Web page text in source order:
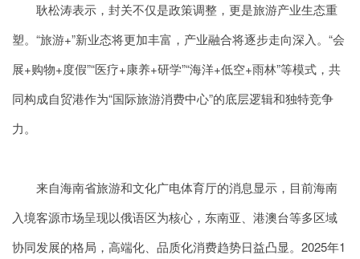
耿松涛表示，封关不仅是政策调整，更是旅游产业生态重
塑。“旅游+”新业态将更加丰富，产业融合将逐步走向深入。“会
展+购物+度假”“医疗+康养+研学”“海洋+低空+雨林”等模式，共
同构成自贸港作为“国际旅游消费中心”的底层逻辑和独特竞争
力。
来自海南省旅游和文化广电体育厅的消息显示 ，目前海南
入境客源市场呈现以俄语区为核心，东南亚、港澳台等多区域
协同发展的格局，高端化、品质化消费趋势日益凸显。2025年1